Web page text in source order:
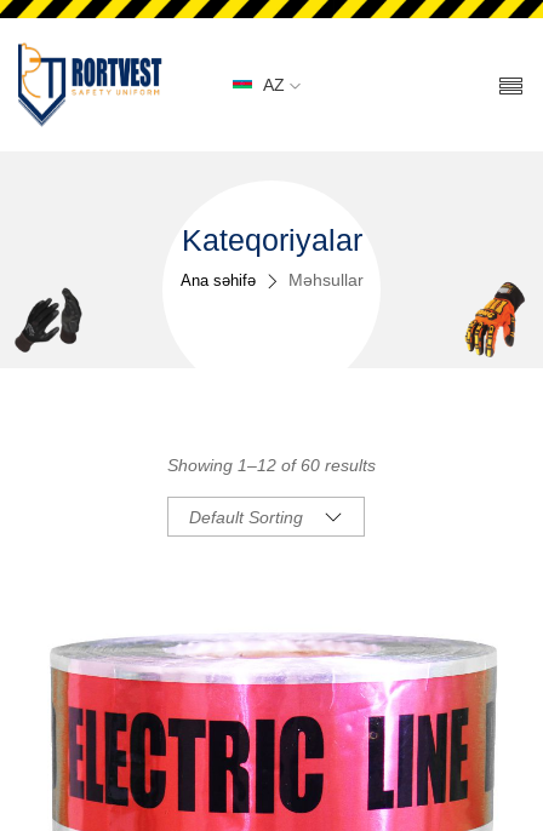
AZ
Kateqoriyalar
Ana səhifə Məhsullar
Showing 1–12 of 60 results
Default Sorting